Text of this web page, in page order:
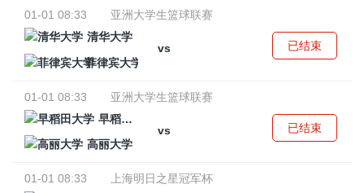
01-01 08:33
亚洲大学生篮球联赛
清华大学
vs
菲律宾大学
已结束
01-01 08:33
亚洲大学生篮球联赛
早稻田大学
vs
高丽大学
已结束
01-01 08:33
上海明日之星冠军杯